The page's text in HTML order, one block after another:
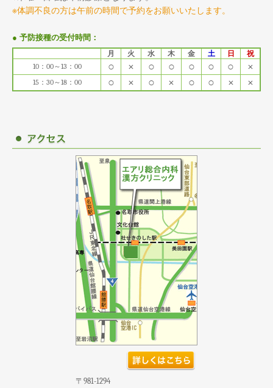
※体調不良の方は午前の時間で予約をお願いいたします。
● 予防接種の受付時間：
月 火 水 木 金 土 日
祝
10：00～13：00
○ × ○ ○ ○ ○ ○ ×
15：30～18：00 ○ × ○ × ○ ○ × ×
〒981-1294